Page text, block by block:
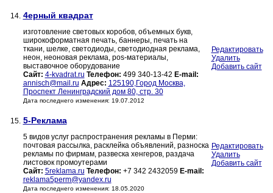
14. 4ерный квадрат
изготовление световых коробов, объемных букв,
широкоформатная печать, баннеры, печать на
ткани, шелке, светодиоды, светодиодная реклама,
неон, неоновая реклама, pos-материалы,
выставочное оборудование
Сайт: 4-kvadrat.ru Телефон: 499 340-13-42 E-mail:
annisch@mail.ru Адрес: 125190,Город Москва,
Проспект Ленинградский дом 80, стр. 30
Дата последнего изменения: 19.07.2012
Редактировать
Удалить
Добавить сайт
15. 5-Реклама
5 видов услуг распространения рекламы в Перми:
почтовая рассылка, расклейка объявлений, разноска
рекламы по фирмам, развеска хенгеров, раздача
листовок промоутерами
Сайт: 5reklama.ru Телефон: +7 342 2432059 E-mail:
reklama5perm@yandex.ru
Дата последнего изменения: 18.05.2020
Редактировать
Удалить
Добавить сайт